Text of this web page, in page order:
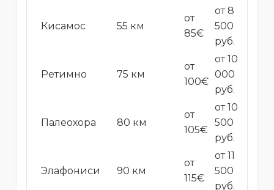
Кисамос 55 км
от
85€
от 8
500
руб.
Ретимно 75 км
от
100€
от 10
000
руб.
Палеохора 80 км
от
105€
от 10
500
руб.
Элафониси 90 км
от
115€
от 11
500
руб.